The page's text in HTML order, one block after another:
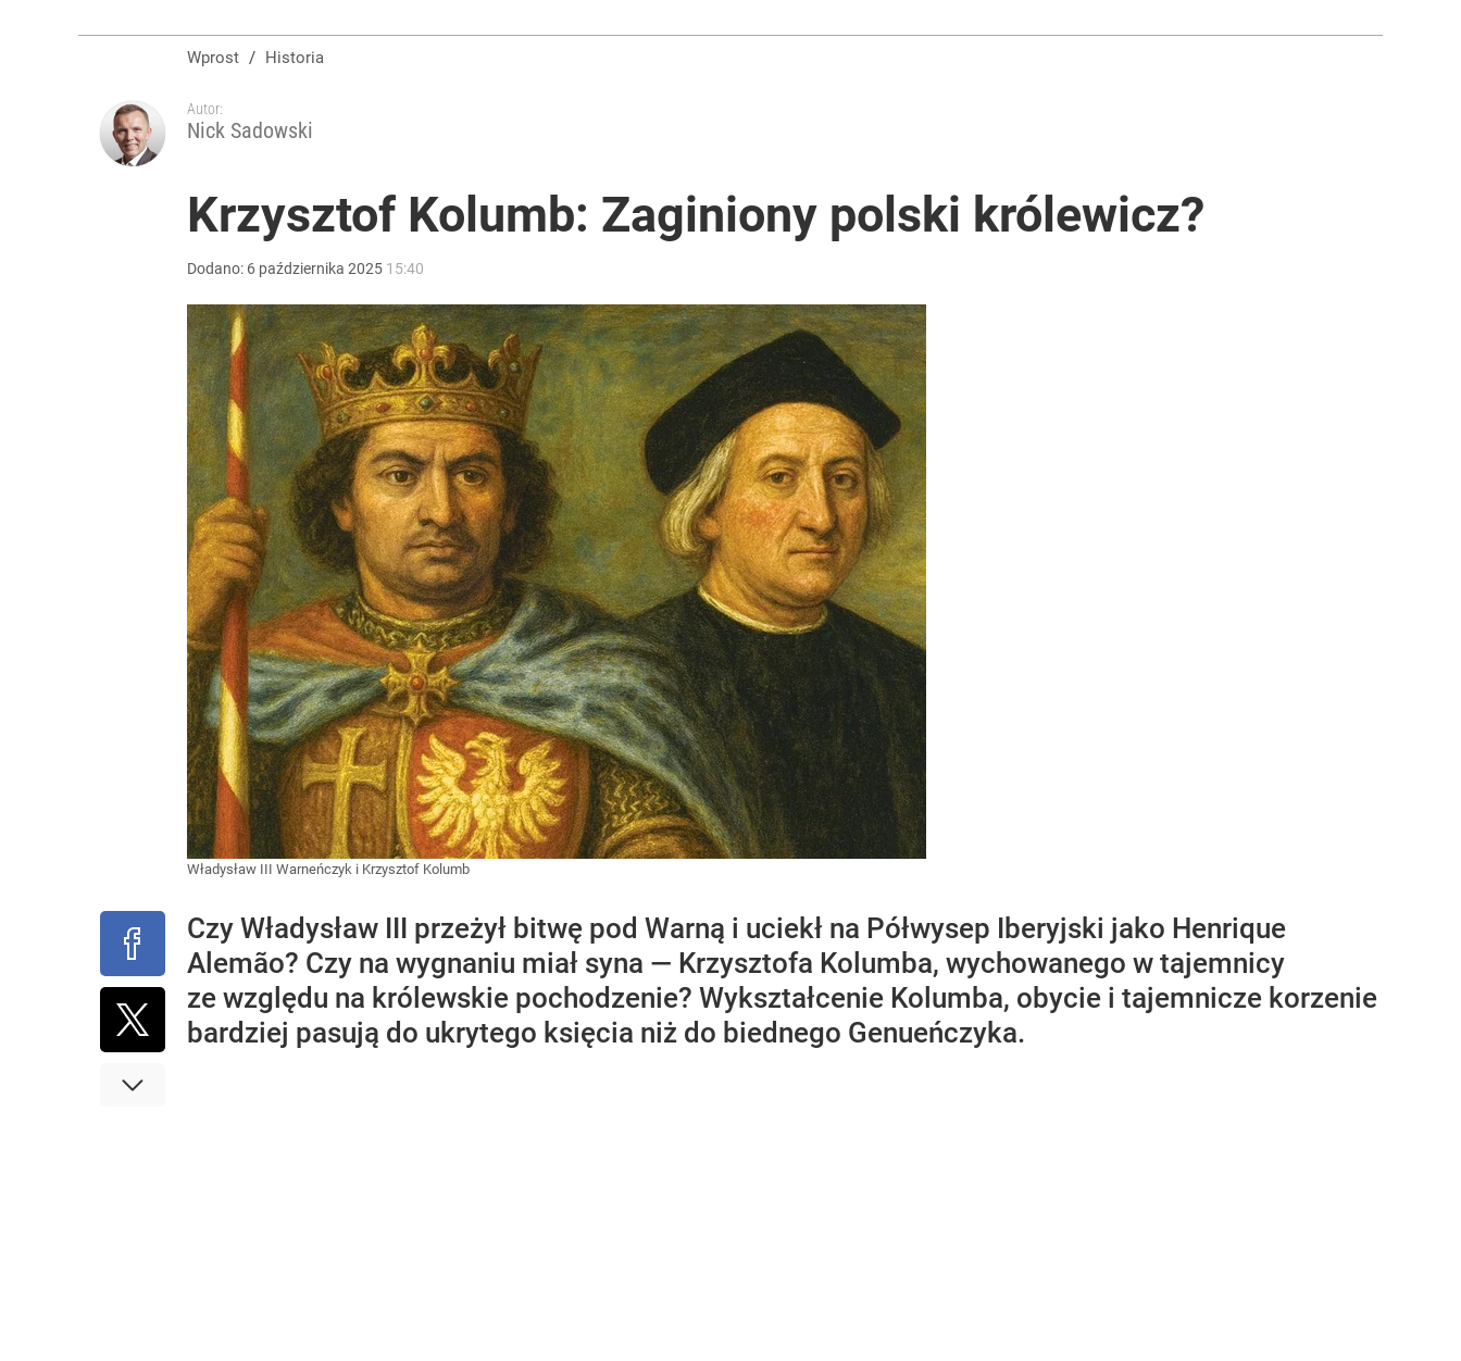
Wprost / Historia
Autor:
Nick Sadowski
Krzysztof Kolumb: Zaginiony polski królewicz?
Dodano: 6 października 2025 15:40
Władysław III Warneńczyk i Krzysztof Kolumb
Czy Władysław III przeżył bitwę pod Warną i uciekł na Półwysep Iberyjski jako Henrique
Alemão? Czy na wygnaniu miał syna — Krzysztofa Kolumba, wychowanego w tajemnicy
ze względu na królewskie pochodzenie? Wykształcenie Kolumba, obycie i tajemnicze korzenie
bardziej pasują do ukrytego księcia niż do biednego Genueńczyka.